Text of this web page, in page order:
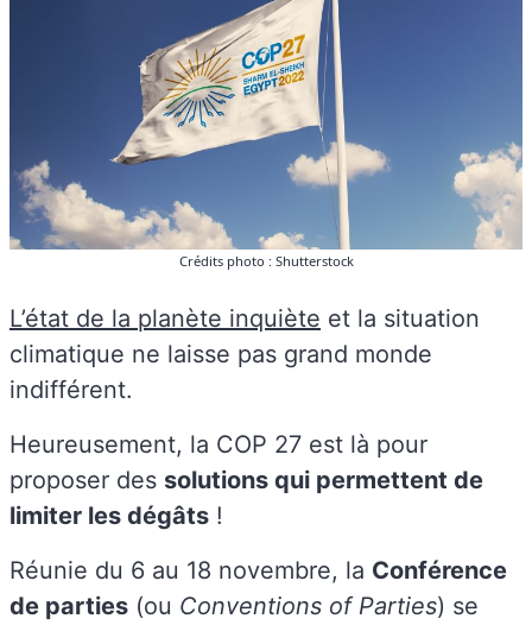
Crédits photo : Shutterstock
L’état de la planète inquiète et la situation
climatique ne laisse pas grand monde
indifférent.
Heureusement, la COP 27 est là pour
proposer des solutions qui permettent de
limiter les dégâts !
Réunie du 6 au 18 novembre, la Conférence
de parties (ou Conventions of Parties) se